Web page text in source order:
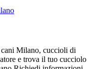
Milano, cuccioli di
e trova il tuo cucciolo